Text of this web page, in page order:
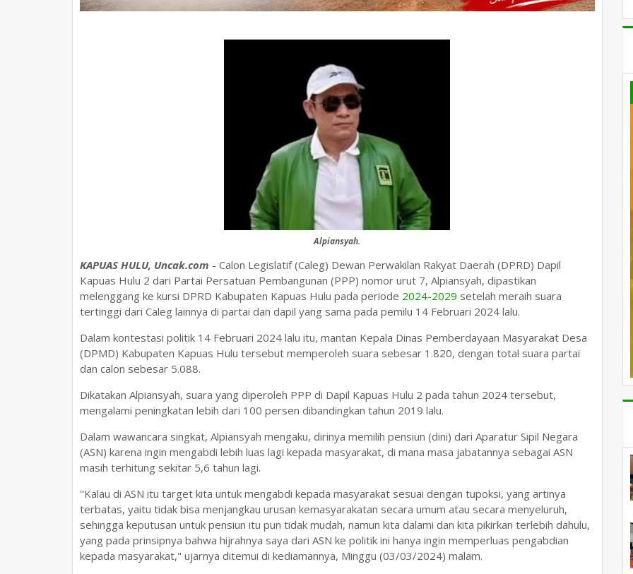
Alpiansyah.
KAPUAS HULU, Uncak.com - Calon Legislatif (Caleg) Dewan Perwakilan Rakyat Daerah (DPRD) Dapil
Kapuas Hulu 2 dari Partai Persatuan Pembangunan (PPP) nomor urut 7, Alpiansyah, dipastikan
melenggang ke kursi DPRD Kabupaten Kapuas Hulu pada periode 2024-2029 setelah meraih suara
tertinggi dari Caleg lainnya di partai dan dapil yang sama pada pemilu 14 Februari 2024 lalu.
Dalam kontestasi politik 14 Februari 2024 lalu itu, mantan Kepala Dinas Pemberdayaan Masyarakat Desa
(DPMD) Kabupaten Kapuas Hulu tersebut memperoleh suara sebesar 1.820, dengan total suara partai
dan calon sebesar 5.088.
Dikatakan Alpiansyah, suara yang diperoleh PPP di Dapil Kapuas Hulu 2 pada tahun 2024 tersebut,
mengalami peningkatan lebih dari 100 persen dibandingkan tahun 2019 lalu.
Dalam wawancara singkat, Alpiansyah mengaku, dirinya memilih pensiun (dini) dari Aparatur Sipil Negara
(ASN) karena ingin mengabdi lebih luas lagi kepada masyarakat, di mana masa jabatannya sebagai ASN
masih terhitung sekitar 5,6 tahun lagi.
"Kalau di ASN itu target kita untuk mengabdi kepada masyarakat sesuai dengan tupoksi, yang artinya
terbatas, yaitu tidak bisa menjangkau urusan kemasyarakatan secara umum atau secara menyeluruh,
sehingga keputusan untuk pensiun itu pun tidak mudah, namun kita dalami dan kita pikirkan terlebih dahulu,
yang pada prinsipnya bahwa hijrahnya saya dari ASN ke politik ini hanya ingin memperluas pengabdian
kepada masyarakat," ujarnya ditemui di kediamannya, Minggu (03/03/2024) malam.